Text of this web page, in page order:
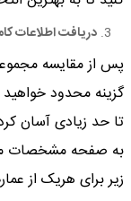
دریافت اطلاعات
پس از مقایسه
گزینه محدود خواهید
تا حد زیادی آسان
به صفحه مشخصات
زیر برای هریک از